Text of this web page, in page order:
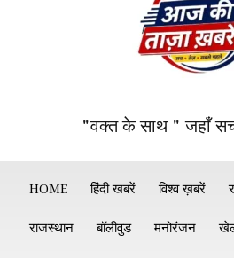
"वक्त के साथ " जहाँ
HOME हिंदी खबरें विश्व ख़बरें
राजस्थान बॉलीवुड मनोरंजन